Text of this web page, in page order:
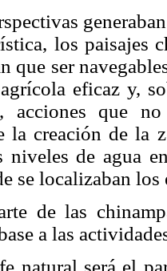
los paisajes
que ser
eficaz y,
acciones que no
la creación de la
niveles de agua
se localizaban los
de las
a las
natural será el